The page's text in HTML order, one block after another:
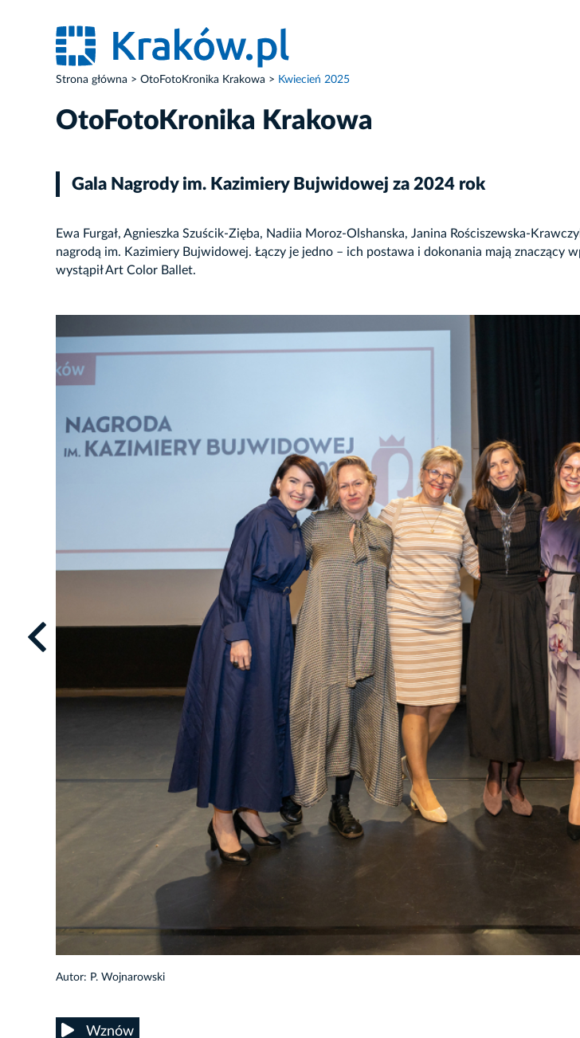
Strona główna OtoFotoKronika Krakowa Kwiecień 2025
OtoFotoKronika Krakowa
Gala Nagrody im. Kazimiery Bujwidowej za 2024 rok
Ewa Furgał, Agnieszka Szuścik-Zięba, Nadiia Moroz-Olshanska, Janina Rościszewska-
nagrodą im. Kazimiery Bujwidowej. Łączy je jedno – ich postawa i dokonania mają znaczący
wystąpił Art Color Ballet.
Autor: P. Wojnarowski
Wznów